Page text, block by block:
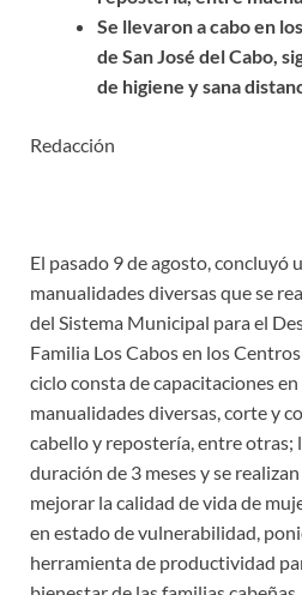
Se llevaron a cabo en
de San José del Cabo,
de higiene y sana
Redacción
El pasado 9 de agosto, concluyó
manualidades diversas que se
del Sistema Municipal para el
Familia Los Cabos en los
ciclo consta de capacitaciones
manualidades diversas, corte y
cabello y repostería, entre otras;
duración de 3 meses y se
mejorar la calidad de vida de
en estado de vulnerabilidad,
herramienta de productividad